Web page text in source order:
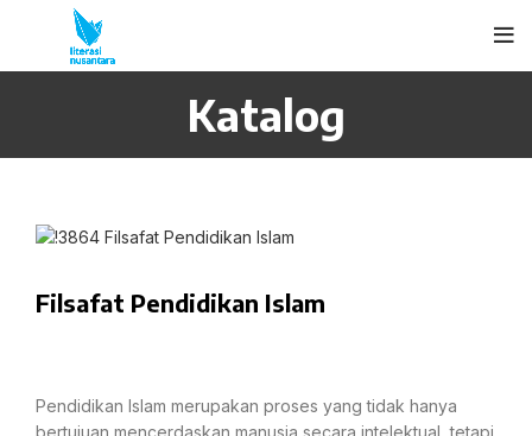
Katalog
Filsafat Pendidikan Islam
Pendidikan Islam merupakan proses yang tidak hanya